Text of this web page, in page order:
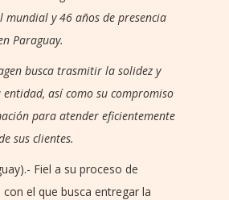
mundial y 46 años de presencia
Paraguay.
busca trasmitir la solidez y
así como su compromiso
para atender eficientemente
sus clientes.
Fiel a su proceso de
el que busca entregar la